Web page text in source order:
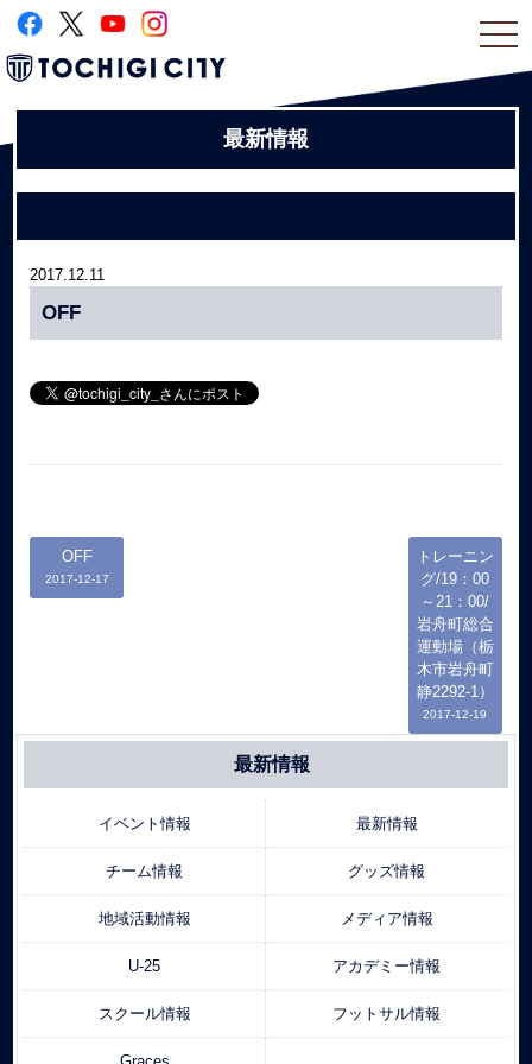
最新情報
2017.12.11
OFF
OFF
2017-12-17
トレーニン
グ/19：00
～21：00/
岩舟町総合
運動場（栃
木市岩舟町
静2292-1）
2017-12-19
最新情報
イベント情報 最新情報
チーム情報 グッズ情報
地域活動情報 メディア情報
U-25 アカデミー情報
スクール情報 フットサル情報